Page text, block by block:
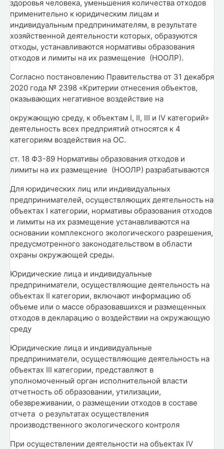
здоровья человека, уменьшения количества отходов
применительно к юридическим лицам и
индивидуальным предпринимателям, в результате
хозяйственной деятельности которых, образуются
отходы, устанавливаются нормативы образования
отходов и лимиты на их размещение (НООЛР).
Согласно постановлению Правительства от 31 декабря
2020 года № 2398 «Критерии отнесения объектов,
оказывающих негативное воздействие на
окружающую среду, к объектам I, II, III и IV категорий»
деятельность всех предприятий относятся к 4
категориям воздействия на ОС.
ст. 18 ФЗ-89 Нормативы образования отходов и
лимиты на их размещение (НООЛР) разрабатываются
Для юридических лиц или индивидуальных
предпринимателей, осуществляющих деятельность на
объектах I категории, нормативы образования отходов
и лимиты на их размещение устанавливаются на
основании комплексного экологического разрешения,
предусмотренного законодательством в области
охраны окружающей среды.
Юридические лица и индивидуальные
предприниматели, осуществляющие деятельность на
объектах II категории, включают информацию об
объеме или о массе образовавшихся и размещенных
отходов в декларацию о воздействии на окружающую
среду
Юридические лица и индивидуальные
предприниматели, осуществляющие деятельность на
объектах III категории, представляют в
уполномоченный орган исполнительной власти
отчетность об образовании, утилизации,
обезвреживании, о размещении отходов в составе
отчета о результатах осуществления
производственного экологического контроля
При осуществлении деятельности на объектах IV